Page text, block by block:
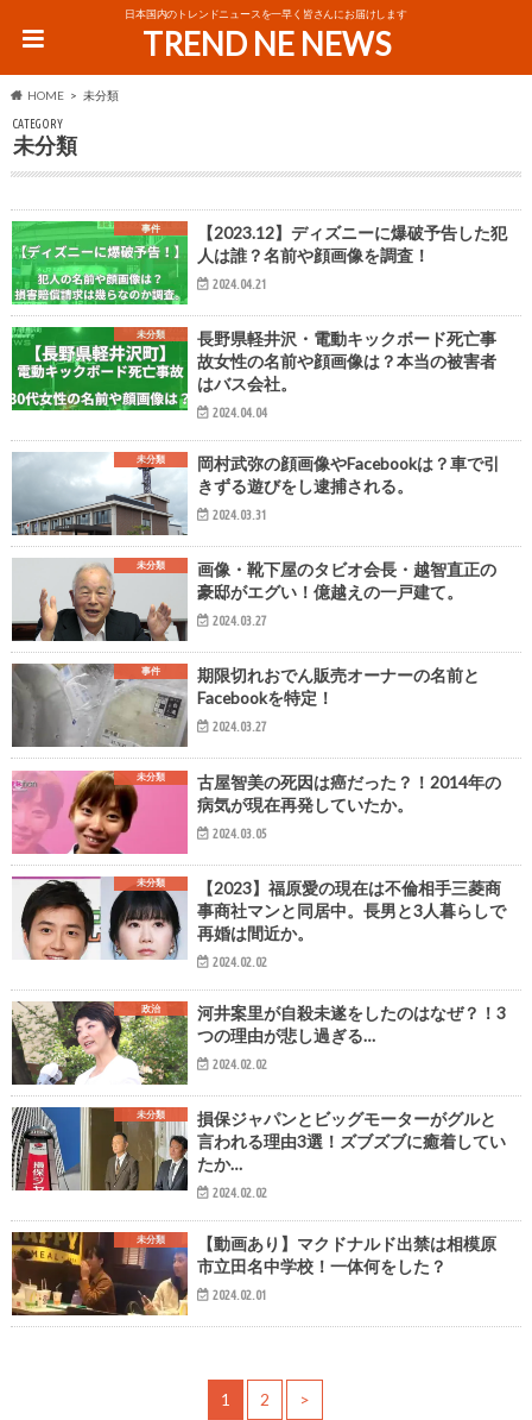
日本国内のトレンドニュースを一早く皆さんにお届けします
TREND NE NEWS
HOME 未分類
CATEGORY
未分類
事件
【2023.12】ディズニーに爆破予告した犯
人は誰？名前や顔画像を調査！
2024.04.21
未分類
長野県軽井沢・電動キックボード死亡事
故女性の名前や顔画像は？本当の被害者
はバス会社。
2024.04.04
未分類
岡村武弥の顔画像やFacebookは？車で引
きずる遊びをし逮捕される。
2024.03.31
未分類
画像・靴下屋のタビオ会長・越智直正の
豪邸がエグい！億越えの一戸建て。
2024.03.27
事件
期限切れおでん販売オーナーの名前と
Facebookを特定！
2024.03.27
未分類
古屋智美の死因は癌だった？！2014年の
病気が現在再発していたか。
2024.03.05
未分類
【2023】福原愛の現在は不倫相手三菱商
事商社マンと同居中。長男と3人暮らしで
再婚は間近か。
2024.02.02
政治
河井案里が自殺未遂をしたのはなぜ？！3
つの理由が悲し過ぎる…
2024.02.02
未分類
損保ジャパンとビッグモーターがグルと
言われる理由3選！ズブズブに癒着してい
たか…
2024.02.02
未分類
【動画あり】マクドナルド出禁は相模原
市立田名中学校！一体何をした？
2024.02.01
1 2 >